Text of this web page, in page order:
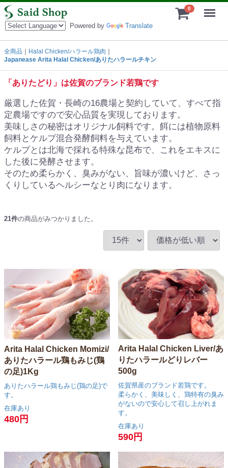
Powered by Translate
0
全商品
Halal Chicken/ハラール鶏肉
Japanease Arita Halal Chicken/ありたハラールチキン
「ありたどり」は佐賀のブランド若鶏です
厳選した佐賀・長崎の16農場と契約していて、すべて指
定農場ですので安心品質を実現しております。
美味しさの秘密はオリジナル飼料です。餌には植物原料
飼料とケルプ混合発酵飼料を与えています。
ケルプとは北海で採れる特殊な昆布で、これをエキスに
した後に発酵させます。
そのため柔らかく、臭みがない、旨味が濃いけど、さっ
くりしているヘルシーなとり肉になります。
21件の商品がみつかりました。
Arita Halal Chicken Momizi/
ありたハラール鶏もみじ(鶏
の足)1Kg
ありたハラール鶏もみじ(鶏の足)で
す。
在庫あり
480円
Arita Halal Chicken Liver/あ
りたハラールどりレバー
500g
佐賀県産のブランド若鶏です。
柔らかく、美味しく、鶏特有の臭み
がないので安心して召し上がれま
す。
在庫あり
590円